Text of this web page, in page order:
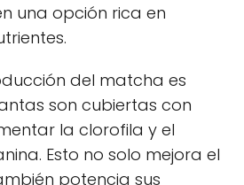
una opción rica en
del matcha es
son cubiertas con
la clorofila y el
Esto no solo mejora el
potencia sus